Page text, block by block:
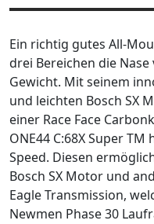
Ein richtig gutes All-
drei Bereichen die
Gewicht. Mit seinem
und leichten Bosch SX
einer Race Face
ONE44 C:68X Super
Speed. Diesen
Bosch SX Motor und
Eagle Transmission,
Newmen Phase 30